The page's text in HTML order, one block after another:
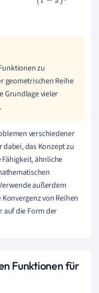
zu
geometrischen Reihe
Grundlage vieler
verschiedener
das Konzept zu
ähnliche
außerdem
von Reihen
auf die Form der
Funktionen für